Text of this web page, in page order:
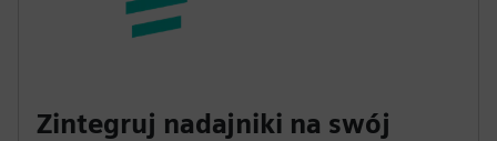
Zintegruj nadajniki na swój